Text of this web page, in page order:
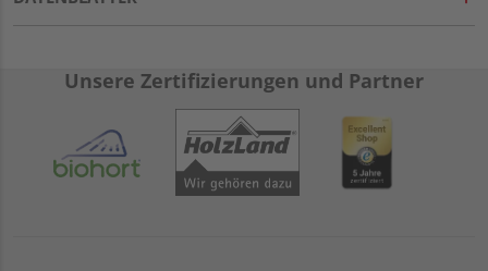
Unsere Zertifizierungen und Partner